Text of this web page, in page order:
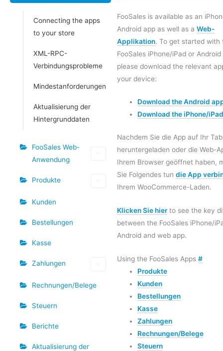
Connecting the apps
to your store
XML-RPC-
Verbindungsprobleme
Mindestanforderungen
Aktualisierung der
Hintergrunddaten
FooSales Web-
Anwendung
Produkte
Kunden
Bestellungen
Kasse
Zahlungen
Rechnungen/Belege
Steuern
Berichte
Aktualisierung der
FooSales is available as an
Android app as well as a Web-
Applikation. To get started with
FooSales iPhone/iPad or Android
please download the relevant
your device:
Download the Android
Download the iPhone/
Nachdem Sie die App auf Ihr
heruntergeladen oder die Web-
Ihrem Browser geöffnet haben,
Sie Folgendes tun die App
Ihrem WooCommerce-Laden.
Klicken Sie hierto see the key
between the FooSales iPhone/
Android and web app.
Using the FooSales Apps #
Produkte
Kunden
Bestellungen
Kasse
Zahlungen
Rechnungen/Belege
Steuern